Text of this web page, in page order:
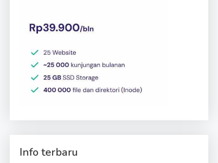
Info terbaru